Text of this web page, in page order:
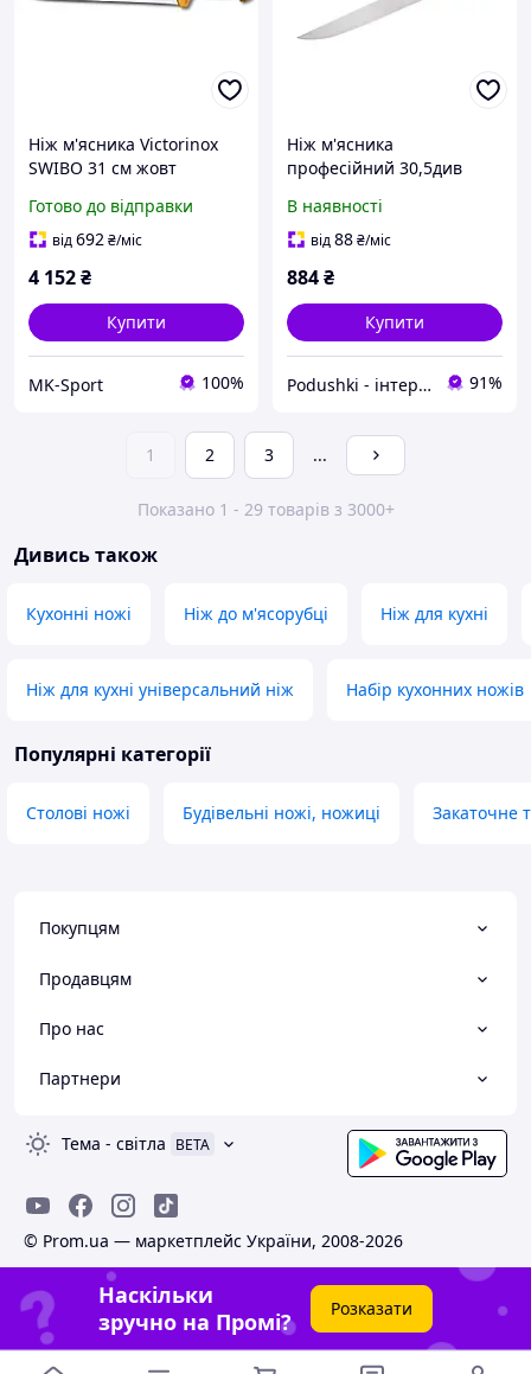
Ніж м'ясника Victorinox
SWIBO 31 см жовт
Готово до відправки
від692₴/міс
4 152₴
Купити
MK-Sport 100%
Ніж м'ясника
професійний 30,5див
41061.30.03 жовтий
В наявності
від88₴/міс
884₴
Купити
Podushki - інтернет-магазин Подушки 91%
1 2 3 ...
Показано 1 - 29 товарів з 3000+
Дивись також
Кухонні ножі Ніж до м'ясорубці Ніж для кухні
Ніж для кухні універсальний ніж Набір кухонних ножів
Популярні категорії
Столові ножі Будівельні ножі, ножиці Закаточне
Покупцям
Продавцям
Про нас
Партнери
Тема - світла BETA
© Prom.ua — маркетплейс України, 2008-2026
Наскільки
зручно на Промі?
Розказати